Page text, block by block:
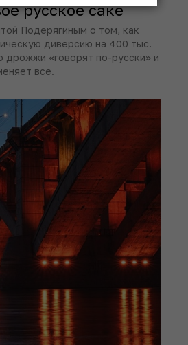
русское саке
Подерягиным о том, как
диверсию на 400 тыс.
дрожжи «говорят по-русски» и
все.